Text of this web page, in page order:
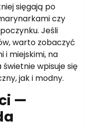
sięgają po
czy
Jeśli
warto zobaczyć
miejskimi, na
świetnie wpisuje się
jak i modny.
—